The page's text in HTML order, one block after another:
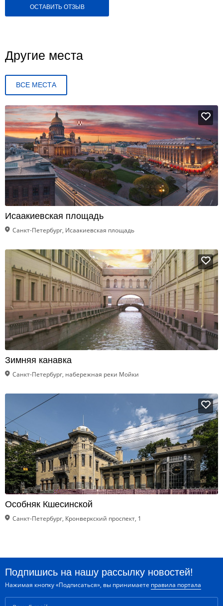
ОСТАВИТЬ ОТЗЫВ
Другие места
ВСЕ МЕСТА
Исаакиевская площадь
Санкт-Петербург, Исаакиевская площадь
Зимняя канавка
Санкт-Петербург, набережная реки Мойки
Особняк Кшесинской
Санкт-Петербург, Кронверкский проспект, 1
Подпишись на нашу рассылку новостей!
Нажимая кнопку «Подписаться», вы принимаете правила портала